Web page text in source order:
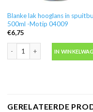
Blanke lak hooglans in
500ml -Motip 04009
€6,75
Blanke lak hooglans in
IN
GERELATEERDE